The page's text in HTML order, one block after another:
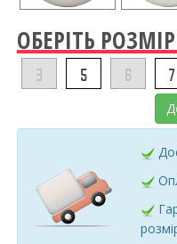
ОБЕРІТЬ РОЗМІР
3 5 6 7